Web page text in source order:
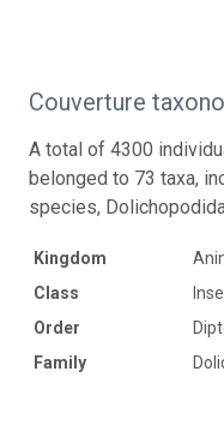
Couverture
A total of 4300
belonged to 73 taxa,
species,
Kingdom
Class
Order
Family